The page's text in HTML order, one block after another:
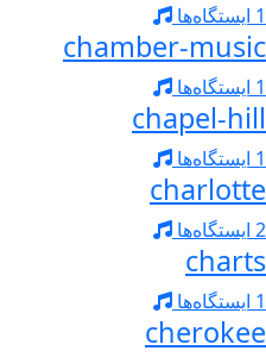
1 ایستگاه‌ها
chamber-music
1 ایستگاه‌ها
chapel-hill
1 ایستگاه‌ها
charlotte
2 ایستگاه‌ها
charts
1 ایستگاه‌ها
cherokee